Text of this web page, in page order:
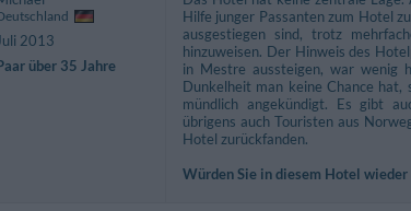
2013
über 35 Jahre
Hilfe junger Passanten zum Hotel
ausgestiegen sind, trotz
hinzuweisen. Der Hinweis des
in Mestre aussteigen, war wenig
Dunkelheit man keine Chance
mündlich angekündigt. Es gibt
übrigens auch Touristen aus
Hotel zurückfanden.
Würden Sie in diesem Hotel wieder